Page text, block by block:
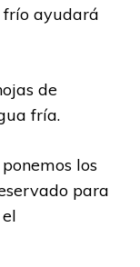
ayudará
de
fría.
los
para